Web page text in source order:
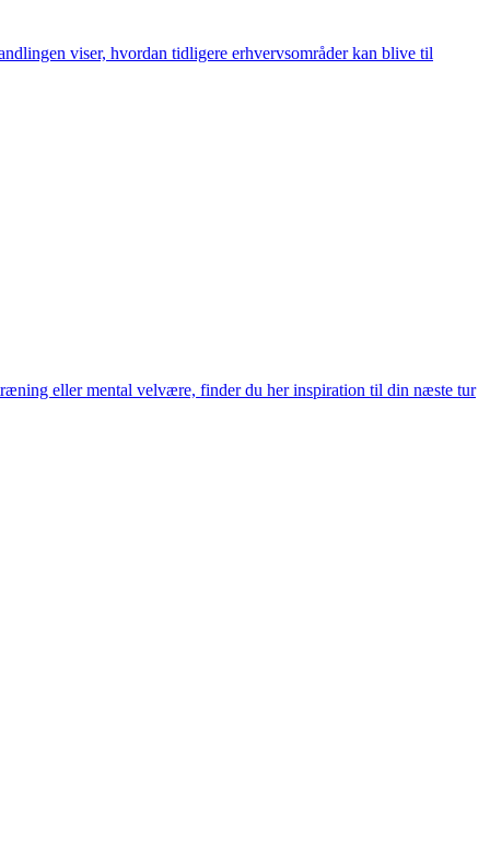
viser, hvordan tidligere erhvervsområder kan blive til
eller mental velvære, finder du her inspiration til din næste tur